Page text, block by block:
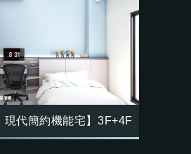
現代簡約機能宅】3F+4F